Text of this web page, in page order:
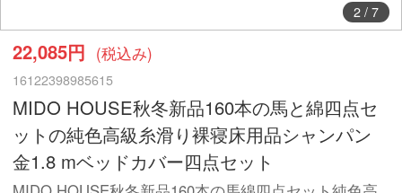
3/ 7
22,085円 (税込み)
16122398985615
MIDO HOUSE秋冬新品160本の馬と綿四点セ
ットの純色高級糸滑り裸寝床用品シャンパン
金1.8 mベッドカバー四点セット